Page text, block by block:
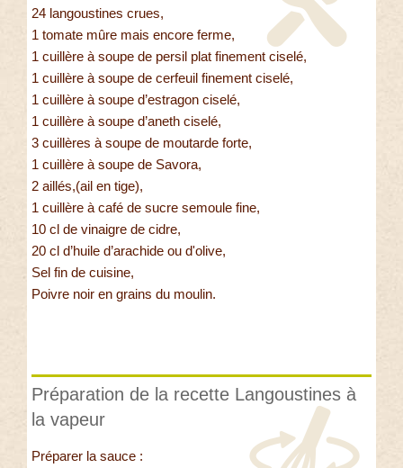
24 langoustines crues,
1 tomate mûre mais encore ferme,
1 cuillère à soupe de persil plat finement ciselé,
1 cuillère à soupe de cerfeuil finement ciselé,
1 cuillère à soupe d’estragon ciselé,
1 cuillère à soupe d’aneth ciselé,
3 cuillères à soupe de moutarde forte,
1 cuillère à soupe de Savora,
2 aillés,(ail en tige),
1 cuillère à café de sucre semoule fine,
10 cl de vinaigre de cidre,
20 cl d’huile d’arachide ou d'olive,
Sel fin de cuisine,
Poivre noir en grains du moulin.
Préparation de la recette Langoustines à
la vapeur
Préparer la sauce :